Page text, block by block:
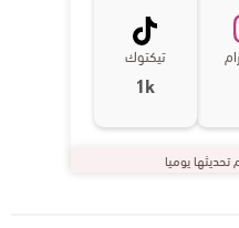
تيكتوك
1k
يوميا